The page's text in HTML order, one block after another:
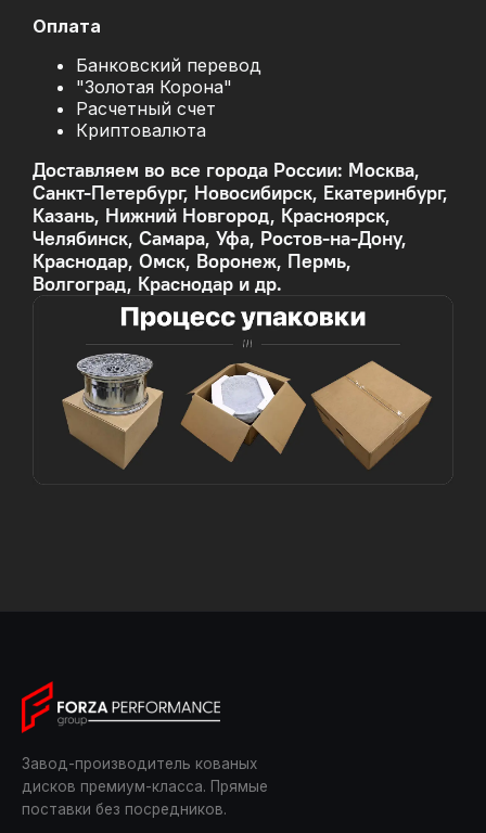
Оплата
Банковский перевод
"Золотая Корона"
Расчетный счет
Криптовалюта
Доставляем во все города России: Москва,
Санкт-Петербург, Новосибирск, Екатеринбург,
Казань, Нижний Новгород, Красноярск,
Челябинск, Самара, Уфа, Ростов-на-Дону,
Краснодар, Омск, Воронеж, Пермь,
Волгоград, Краснодар и др.
Завод-производитель кованых
дисков премиум-класса. Прямые
поставки без посредников.